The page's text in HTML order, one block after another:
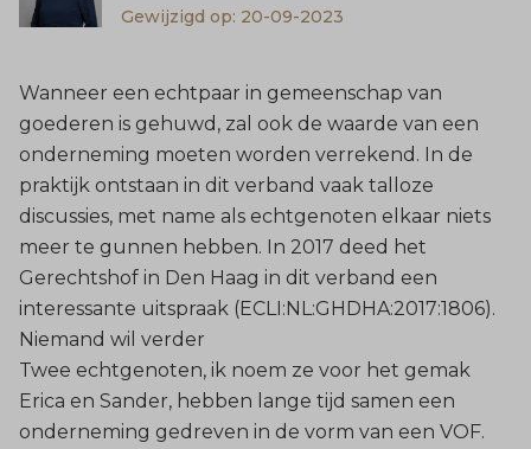
Gewijzigd op: 20-09-2023
Wanneer een echtpaar in gemeenschap van
goederen is gehuwd, zal ook de waarde van een
onderneming moeten worden verrekend. In de
praktijk ontstaan in dit verband vaak talloze
discussies, met name als echtgenoten elkaar niets
meer te gunnen hebben. In 2017 deed het
Gerechtshof in Den Haag in dit verband een
interessante uitspraak (ECLI:NL:GHDHA:2017:1806).
Niemand wil verder
Twee echtgenoten, ik noem ze voor het gemak
Erica en Sander, hebben lange tijd samen een
onderneming gedreven in de vorm van een VOF.